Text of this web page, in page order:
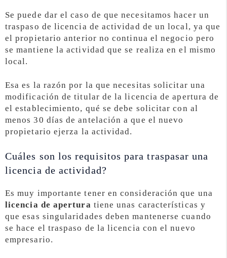
Se puede dar el caso de que necesitamos hacer un
traspaso de licencia de actividad de un local, ya que
el propietario anterior no continua el negocio pero
se mantiene la actividad que se realiza en el mismo
local.
Esa es la razón por la que necesitas solicitar una
modificación de titular de la licencia de apertura de
el establecimiento, qué se debe solicitar con al
menos 30 días de antelación a que el nuevo
propietario ejerza la actividad.
Cuáles son los requisitos para traspasar una
licencia de actividad?
Es muy importante tener en consideración que una
licencia de apertura tiene unas características y
que esas singularidades deben mantenerse cuando
se hace el traspaso de la licencia con el nuevo
empresario.